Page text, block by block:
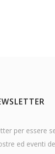
per essere
ed eventi